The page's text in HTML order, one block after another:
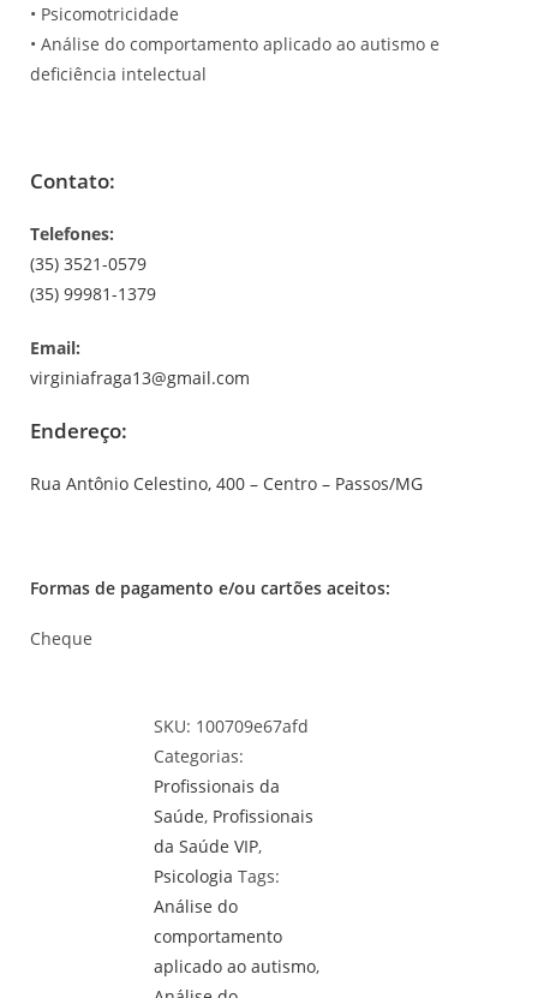
• Psicomotricidade
• Análise do comportamento aplicado ao autismo e
deficiência intelectual
Contato:
Telefones:
(35) 3521-0579
(35) 99981-1379
Email:
virginiafraga13@gmail.com
Endereço:
Rua Antônio Celestino, 400 – Centro – Passos/MG
Formas de pagamento e/ou cartões aceitos:
Cheque
SKU: 100709e67afd
Categorias:
Profissionais da
Saúde, Profissionais
da Saúde VIP,
Psicologia Tags:
Análise do
comportamento
aplicado ao autismo,